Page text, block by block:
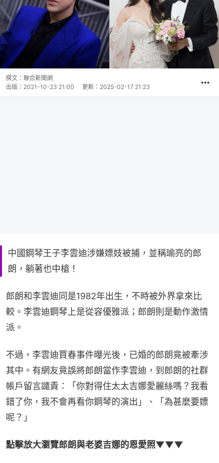
撰文： 聯合新聞網
出版： 2021-10-23 21:00 更新： 2025-02-17 21:23
中國鋼琴王子李雲迪涉嫌嫖妓被捕，並稱瑜亮的郎
朗，躺著也中槍！
郎朗和李雲迪同是1982年出生，不時被外界拿來比
較。李雲迪鋼琴上是從容優雅派；郎朗則是動作激情
派。
不過，李雲迪買春事件曝光後，已婚的郎朗竟被牽涉
其中。有網友竟誤將郎朗當作李雲迪，到郎朗的社群
帳戶留言譴責：「你對得住太太吉娜愛麗絲嗎？我看
錯了你，我不會再看你鋼琴的演出」、「為甚麼要嫖
呢？」
點擊放大瀏覽郎朗與老婆吉娜的恩愛照▼▼▼